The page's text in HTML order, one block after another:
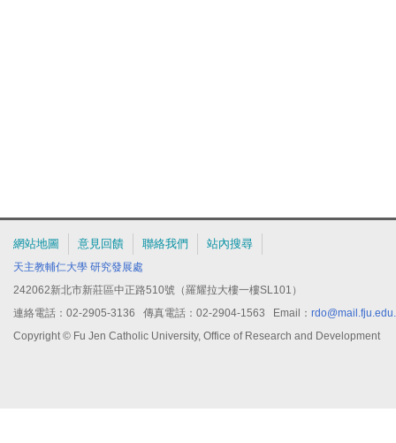
網站地圖 意見回饋 聯絡我們 站內搜尋
天主教輔仁大學 研究發展處
242062新北市新莊區中正路510號（羅耀拉大樓一樓SL101）
連絡電話：02-2905-3136 傳真電話：02-2904-1563 Email：
Copyright © Fu Jen Catholic University, Office of Research and Development